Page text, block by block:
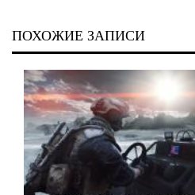
ПОХОЖИЕ ЗАПИСИ